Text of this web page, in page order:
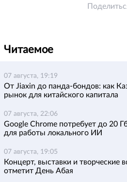
Читаемое
07 августа, 19:19
От Jiaxin до панда-бондов: как
рынок для китайского капитала
07 августа, 22:06
Google Chrome потребует до 20
для работы локального ИИ
07 августа, 19:05
Концерт, выставки и творческие
отметит День Абая